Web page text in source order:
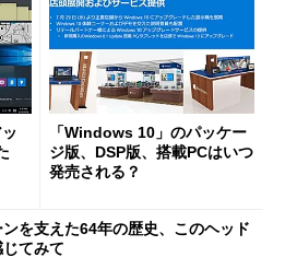
「Windows 10」のパッケー
ジ版、DSP版、搭載PCはいつ
発売される？
を支えた64年の歴史、このヘッド
てみて